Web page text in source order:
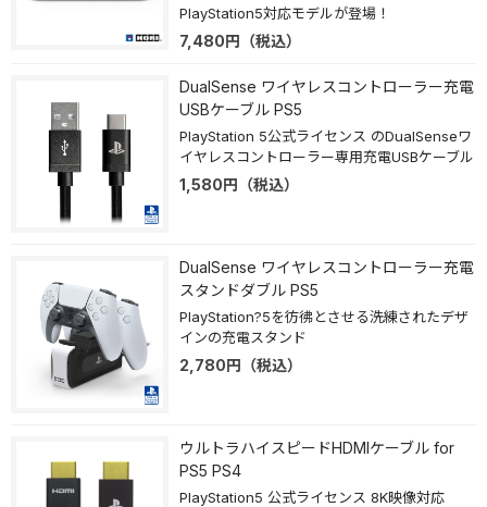
PlayStation5対応モデルが登場！
7,480円 （税込）
DualSense ワイヤレスコントローラー充電
USBケーブル PS5
PlayStation 5公式ライセンス のDualSenseワ
イヤレスコントローラー専用充電USBケーブル
1,580円 （税込）
DualSense ワイヤレスコントローラー充電
スタンドダブル PS5
PlayStation?5を彷彿とさせる洗練されたデザ
インの充電スタンド
2,780円 （税込）
ウルトラハイスピードHDMIケーブル for
PS5 PS4
PlayStation5 公式ライセンス 8K映像対応